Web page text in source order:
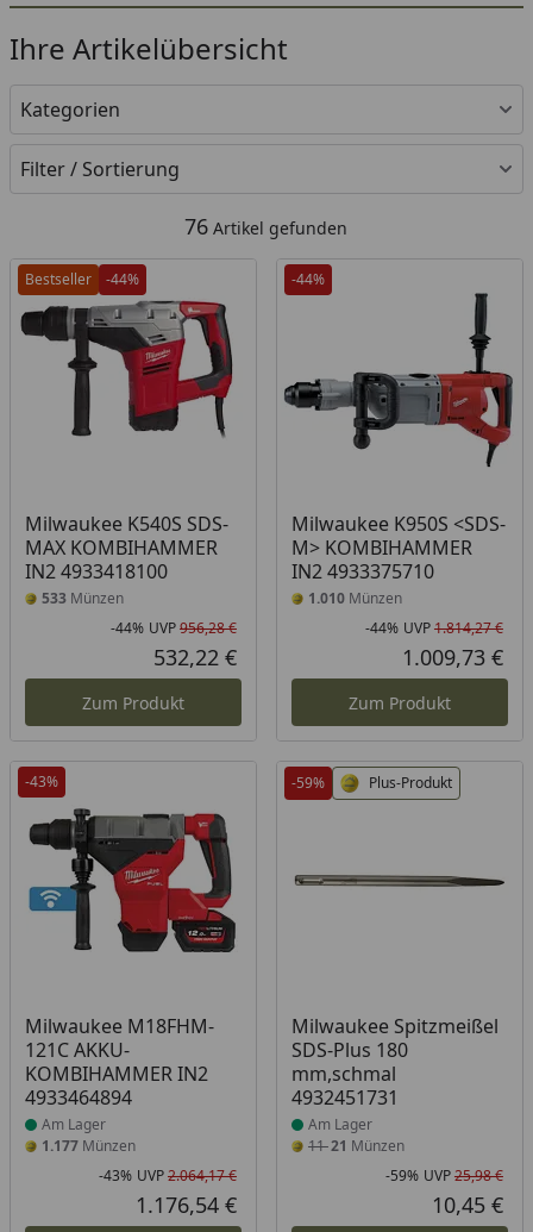
Ihre Artikelübersicht
Kategorien
Filter / Sortierung
76 Artikel gefunden
Bestseller -44%
Milwaukee K540S SDS-
MAX KOMBIHAMMER
IN2 4933418100
533 Münzen
Rabatt in Prozent
-44%
Ursprünglicher Preis
UVP956,28 €
Aktueller Preis
532,22 €
Zum Produkt
-44%
Milwaukee K950S <SDS-
M> KOMBIHAMMER
IN2 4933375710
1.010Münzen
-44% UVP1.814,27 €
1.009,73 €
Zum Produkt
-43%
Milwaukee M18FHM-
121C AKKU-
KOMBIHAMMER IN2
4933464894
Produkt am Lager
Am Lager
1.177 Münzen
Rabatt in Prozent
-43%
Ursprünglicher Preis
UVP2.064,17 €
Aktueller Preis
1.176,54 €
-59% Plus-Produkt
Milwaukee Spitzmeißel
SDS-Plus 180
mm,schmal
4932451731
Produkt am Lager
Am Lager
1121 Münzen
-59% UVP25,98 €
10,45 €